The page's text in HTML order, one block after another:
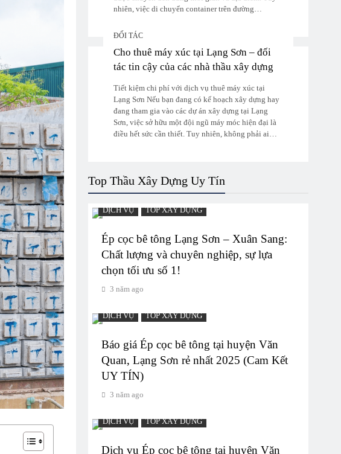
nhiên, việc di chuyển container trên đường…
ĐỐI TÁC
Cho thuê máy xúc tại Lạng Sơn – đối
tác tin cậy của các nhà thầu xây dựng
Tiết kiệm chi phí với dịch vụ thuê máy xúc tại
Lạng Sơn Nếu bạn đang có kế hoạch xây dựng hay
đang tham gia vào các dự án xây dựng tại Lạng
Sơn, việc sở hữu một đội ngũ máy móc hiện đại là
điều hết sức cần thiết. Tuy nhiên, không phải ai…
Top Thầu Xây Dựng Uy Tín
DỊCH VỤ TOP XÂY DỰNG
Ép cọc bê tông Lạng Sơn – Xuân Sang:
Chất lượng và chuyên nghiệp, sự lựa
chọn tối ưu số 1!
3 năm ago
DỊCH VỤ TOP XÂY DỰNG
Báo giá Ép cọc bê tông tại huyện Văn
Quan, Lạng Sơn rẻ nhất 2025 (Cam Kết
UY TÍN)
3 năm ago
DỊCH VỤ TOP XÂY DỰNG
Dịch vụ Ép cọc bê tông tại huyện Văn